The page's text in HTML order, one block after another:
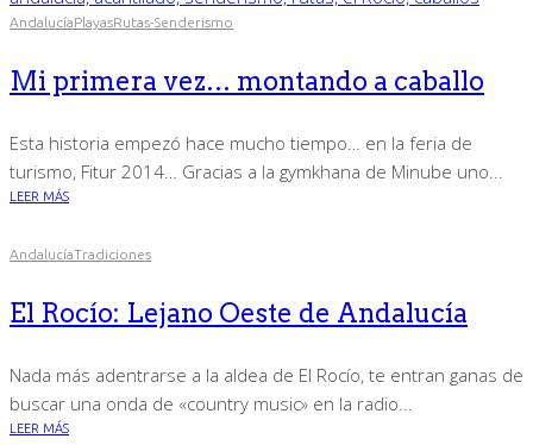
AndalucíaPlayasRutas-Senderismo
Mi primera vez… montando a caballo
Esta historia empezó hace mucho tiempo… en la feria de
turismo, Fitur 2014… Gracias a la gymkhana de Minube uno...
LEER MÁS
AndalucíaTradiciones
El Rocío: Lejano Oeste de Andalucía
Nada más adentrarse a la aldea de El Rocío, te entran ganas de
buscar una onda de «country music» en la radio...
LEER MÁS